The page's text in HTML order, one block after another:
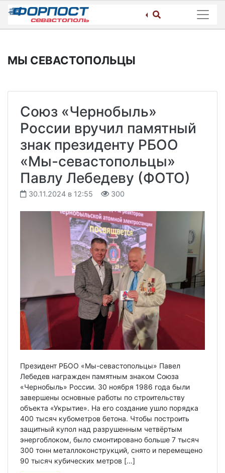
Skip
content
МЫ СЕВАСТОПОЛЬЦЫ
Союз «Чернобыль»
России вручил памятный
знак президенту РБОО
«Мы-севастопольцы»
Павлу Лебедеву (ФОТО)
30.11.2024 в 12:55 300
Президент РБОО «Мы-севастопольцы» Павел
Лебедев награжден памятным знаком Союза
«Чернобыль» России. 30 ноября 1986 года были
завершены основные работы по строительству
объекта «Укрытие». На его создание ушло порядка
400 тысяч кубометров бетона. Чтобы построить
защитный купол над разрушенным четвёртым
энергоблоком, было смонтировано больше 7 тысяч
300 тонн металлоконструкций, снято и перемещено
90 тысяч кубических метров […]